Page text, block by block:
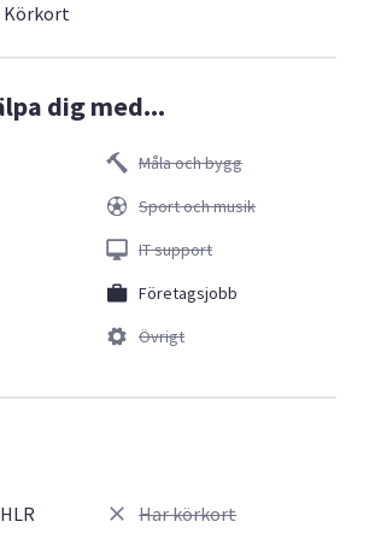
Körkort
dig med...
Måla och bygg
Sport och musik
IT support
Företagsjobb
Övrigt
Har körkort